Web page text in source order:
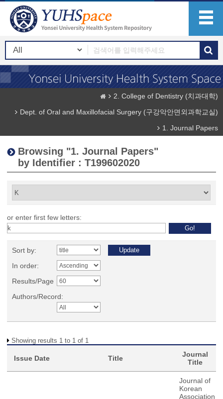
2. College of Dentistry (치과대학)
Dept. of Oral and Maxillofacial Surgery (구강악안면외과학교실)
1. Journal Papers
Browsing "1. Journal Papers"
by Identifier : T199602020
or enter first few letters:
Sort by:
In order:
Results/Page
Authors/Record:
Showing results 1 to 1 of 1
Issue Date Title
Journal
Title
Journal of
Korean
Association